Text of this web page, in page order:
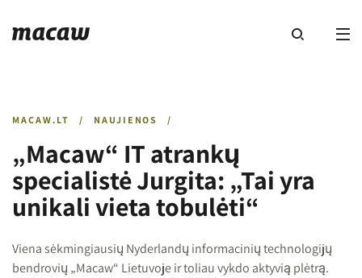
MACAW.LT / NAUJIENOS /
„Macaw“ IT atrankų
specialistė Jurgita: „Tai yra
unikali vieta tobulėti“
Viena sėkmingiausių Nyderlandų informacinių technologijų
bendrovių „Macaw“ Lietuvoje ir toliau vykdo aktyvią plėtrą.